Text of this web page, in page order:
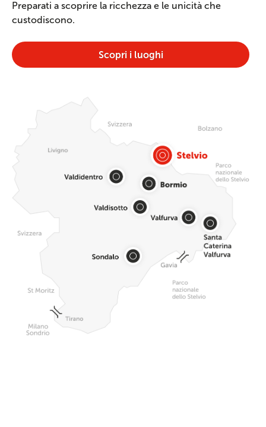
Preparati a scoprire la ricchezza e le unicità che
custodiscono.
Scopri i luoghi